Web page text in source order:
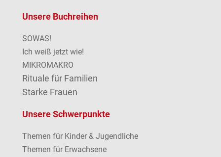
Unsere Buchreihen
SOWAS!
Ich weiß jetzt wie!
MIKROMAKRO
Rituale für Familien
Starke Frauen
Unsere Schwerpunkte
Themen für Kinder & Jugendliche
Themen für Erwachsene